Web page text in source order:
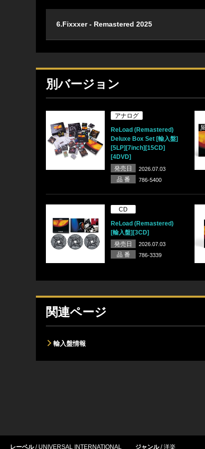
6.Fixxxer - Remastered 2025
別バージョン
アナログ
ReLoad (Remastered)
Deluxe Box Set [輸入盤]
[5LP][7inch][15CD]
[4DVD]
発売日
2026.07.03
品 番 786-5400
CD
ReLoad (Remastered)
[輸入盤][3CD]
発売日
2026.07.03
品 番 786-3339
関連ページ
輸入盤情報
レーベル UNIVERSAL INTERNATIONAL ジャンル 洋楽